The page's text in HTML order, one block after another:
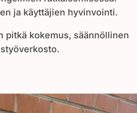
ja käyttäjien hyvinvointi.
pitkä kokemus, säännöllinen